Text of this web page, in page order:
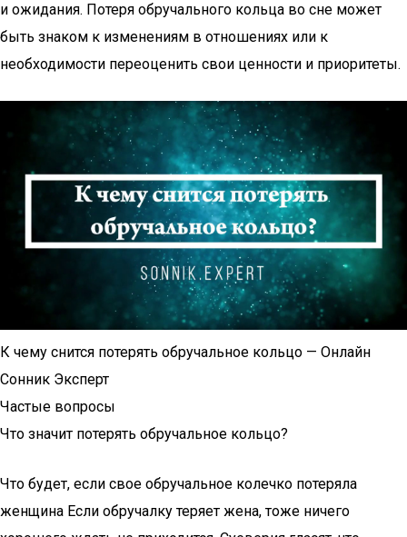
и ожидания. Потеря обручального кольца во сне может
быть знаком к изменениям в отношениях или к
необходимости переоценить свои ценности и приоритеты.
К чему снится потерять обручальное кольцо — Онлайн
Сонник Эксперт
Частые вопросы
Что значит потерять обручальное кольцо?
Что будет, если свое обручальное колечко потеряла
женщина Если обручалку теряет жена, тоже ничего